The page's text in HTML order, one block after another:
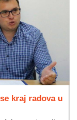
kraj radova u